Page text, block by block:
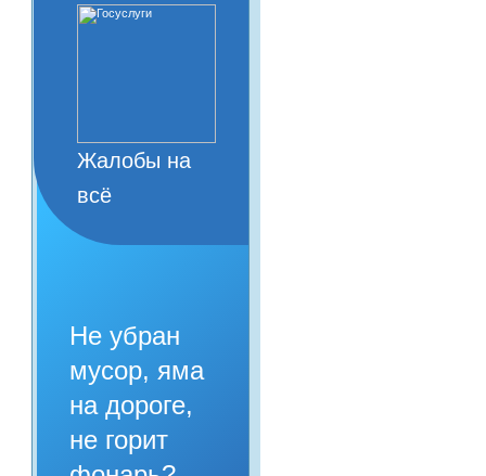
Жалобы на
всё
Не убран
мусор, яма
на дороге,
не горит